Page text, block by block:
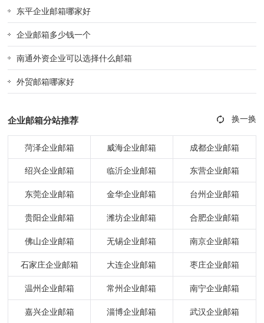
东平企业邮箱哪家好
企业邮箱多少钱一个
南通外资企业可以选择什么邮箱
外贸邮箱哪家好
企业邮箱分站推荐
菏泽企业邮箱 威海企业邮箱 成都企业邮箱
绍兴企业邮箱 临沂企业邮箱 东营企业邮箱
东莞企业邮箱 金华企业邮箱 台州企业邮箱
贵阳企业邮箱 潍坊企业邮箱 合肥企业邮箱
佛山企业邮箱 无锡企业邮箱 南京企业邮箱
石家庄企业邮箱 大连企业邮箱 枣庄企业邮箱
温州企业邮箱 常州企业邮箱 南宁企业邮箱
嘉兴企业邮箱 淄博企业邮箱 武汉企业邮箱